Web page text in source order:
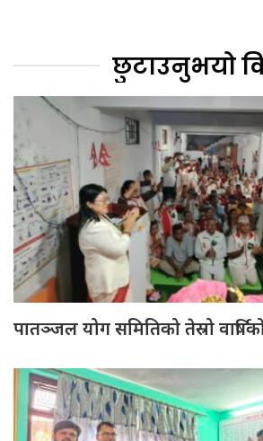
छुटाउनुभयो
पातञ्जल योग समितिको तेस्रो